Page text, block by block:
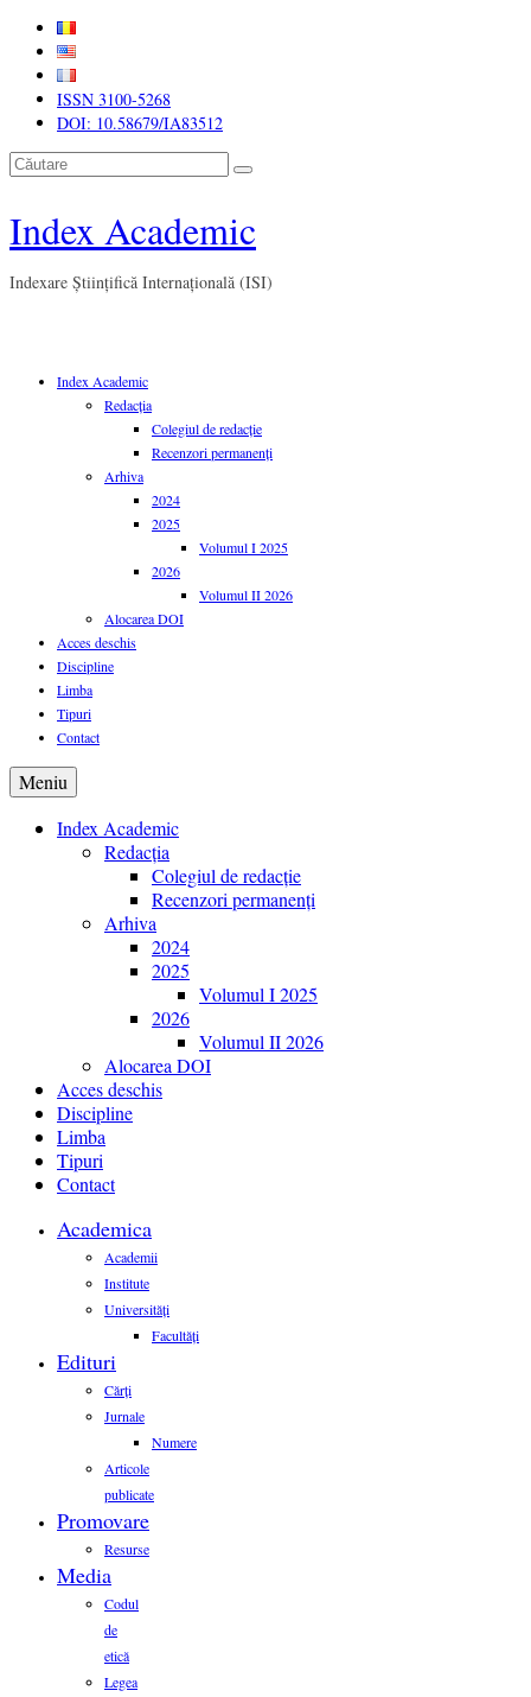
ISSN 3100-5268
DOI: 10.58679/IA83512
Căutare
Index Academic
Indexare Științifică Internațională (ISI)
Index Academic
Redacția
Colegiul de redacție
Recenzori permanenți
Arhiva
2024
2025
Volumul I 2025
2026
Volumul II 2026
Alocarea DOI
Acces deschis
Discipline
Limba
Tipuri
Contact
Meniu
Index Academic
Redacția
Colegiul de redacție
Recenzori permanenți
Arhiva
2024
2025
Volumul I 2025
2026
Volumul II 2026
Alocarea DOI
Acces deschis
Discipline
Limba
Tipuri
Contact
Academica
Academii
Institute
Universități
Facultăți
Edituri
Cărți
Jurnale
Numere
Articole
publicate
Promovare
Resurse
Media
Codul
de
etică
Legea